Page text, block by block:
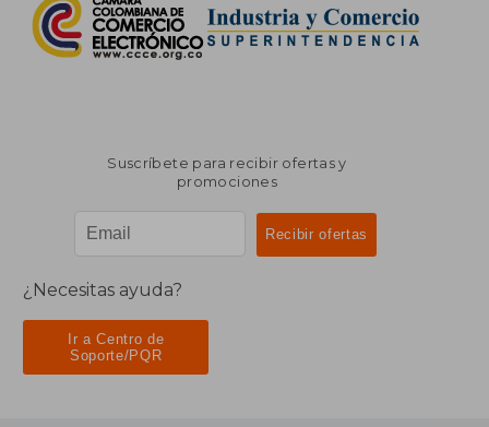
Suscríbete para recibir ofertas y
promociones
¿Necesitas ayuda?
Ir a Centro de
Soporte/PQR